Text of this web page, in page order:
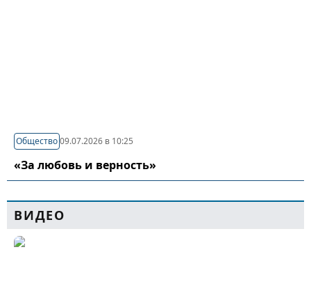
Общество09.07.2026 в 10:25
«За любовь и верность»
ВИДЕО